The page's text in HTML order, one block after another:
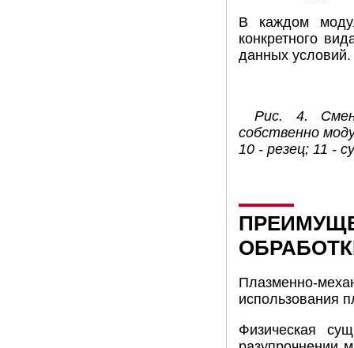
В каждом
конкретного
данных условий.
Рис. 4.
собственно
10 - резец; 11 -
Плазменно-
использования
Физическая